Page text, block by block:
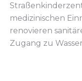
medizinischen
renovieren
Zugang zu